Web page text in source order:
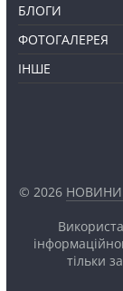
БЛОГИ
ФОТОГАЛЕРЕЯ
ІНШЕ
© 2026 НОВИНИ
тільки